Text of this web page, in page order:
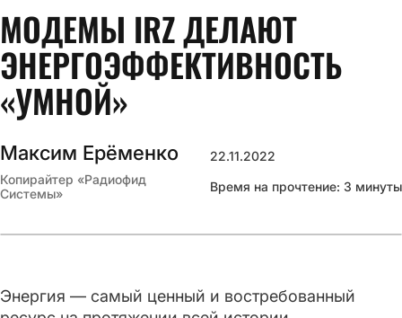
Роутеры
Промышленные
контроллеры
интерфейсов
МОДЕМЫ IRZ ДЕЛАЮТ
ЭНЕРГОЭФФЕКТИВНОСТЬ
«УМНОЙ»
Максим Ерёменко
22.11.2022
Копирайтер «Радиофид
Системы»
Время на прочтение: 3 минуты
Энергия — самый ценный и востребованный